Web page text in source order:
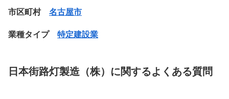
市区町村 名古屋市
業種タイプ 特定建設業
日本街路灯製造（株）に関するよくある質問